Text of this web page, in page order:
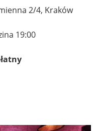
2/4, Kraków
19:00